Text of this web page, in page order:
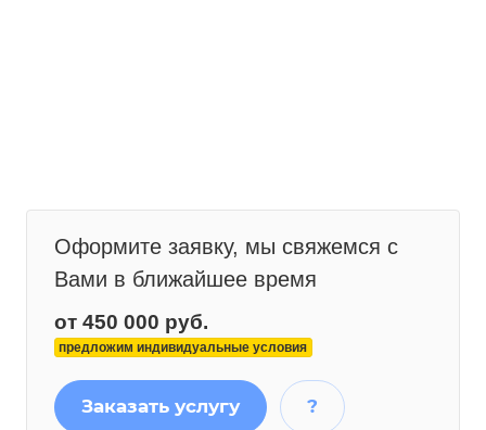
Оформите заявку, мы свяжемся с
Вами в ближайшее время
от 450 000 руб.
предложим индивидуальные условия
Заказать услугу ?